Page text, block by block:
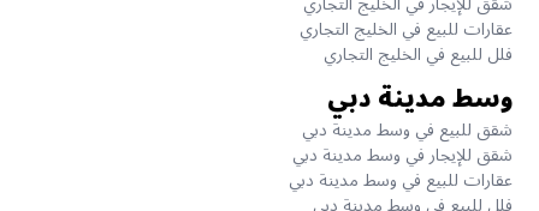
عقارات للبيع في الخليج التجاري
فلل للبيع في الخليج التجاري
وسط مدينة دبي
شقق للبيع في وسط مدينة دبي
شقق للإيجار في وسط مدينة دبي
عقارات للبيع في وسط مدينة دبي